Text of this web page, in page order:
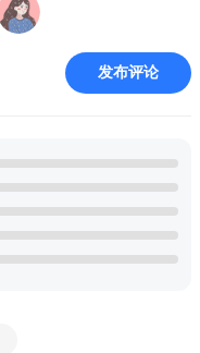
发布评论